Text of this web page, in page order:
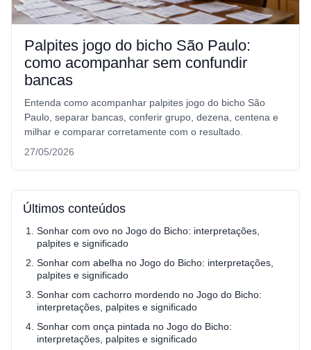
Palpites jogo do bicho São Paulo:
como acompanhar sem confundir
bancas
Entenda como acompanhar palpites jogo do bicho São
Paulo, separar bancas, conferir grupo, dezena, centena e
milhar e comparar corretamente com o resultado.
27/05/2026
Últimos conteúdos
Sonhar com ovo no Jogo do Bicho: interpretações,
palpites e significado
Sonhar com abelha no Jogo do Bicho: interpretações,
palpites e significado
Sonhar com cachorro mordendo no Jogo do Bicho:
interpretações, palpites e significado
Sonhar com onça pintada no Jogo do Bicho:
interpretações, palpites e significado